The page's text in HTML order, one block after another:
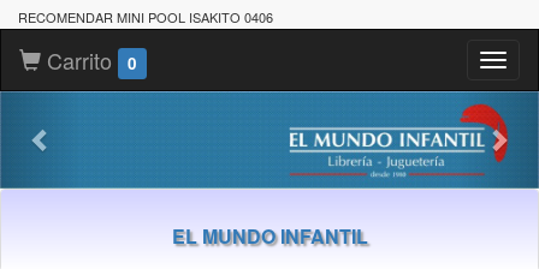
RECOMENDAR MINI POOL ISAKITO 0406
Carrito 0
EL MUNDO INFANTIL